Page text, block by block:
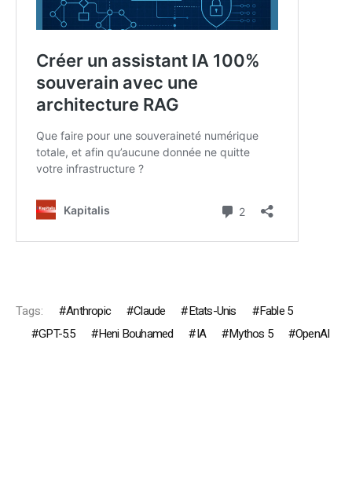
Tags: Anthropic Claude Etats-Unis
Fable 5
GPT-5.5
Heni Bouhamed IA Mythos 5 OpenAI